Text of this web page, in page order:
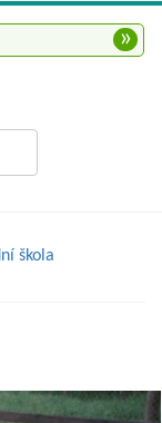
»
škola